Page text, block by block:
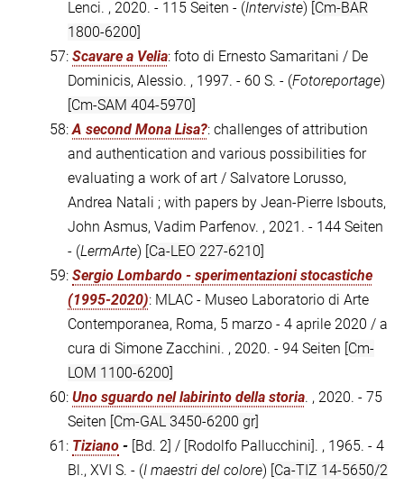
Lenci. , 2020. - 115 Seiten - (Interviste) [Cm-BAR
1800-6200]
57: Scavare a Velia: foto di Ernesto Samaritani / De
Dominicis, Alessio. , 1997. - 60 S. - (Fotoreportage)
[Cm-SAM 404-5970]
58:A second Mona Lisa?: challenges of attribution
and authentication and various possibilities for
evaluating a work of art / Salvatore Lorusso,
Andrea Natali ; with papers by Jean-Pierre Isbouts,
John Asmus, Vadim Parfenov. , 2021. - 144 Seiten
- (LermArte) [Ca-LEO 227-6210]
59: Sergio Lombardo - sperimentazioni stocastiche
(1995-2020): MLAC - Museo Laboratorio di Arte
Contemporanea, Roma, 5 marzo - 4 aprile 2020 / a
cura di Simone Zacchini. , 2020. - 94 Seiten [Cm-
LOM 1100-6200]
60: Uno sguardo nel labirinto della storia. , 2020. - 75
Seiten [Cm-GAL 3450-6200 gr]
61: Tiziano - [Bd. 2] / [Rodolfo Pallucchini]. , 1965. - 4
Bl., XVI S. - (I maestri del colore) [Ca-TIZ 14-5650/2